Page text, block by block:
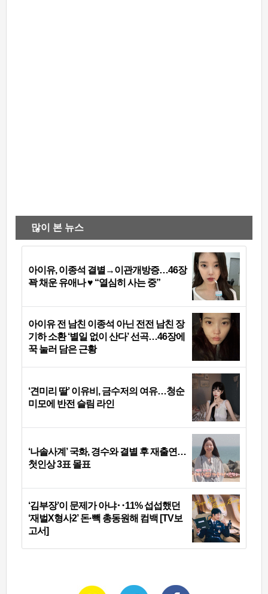
많이 본 뉴스
아이유, 이종석 결별→이관개방증…46장
꽉 채운 유애나 ♥ “열심히 사는 중”
아이유 전 남친 이종석 아닌 전전 남친 장
기하 소환 ‘별일 없이 산다’ 선곡…46장에
꾹 눌러 담은 근황
‘견미리 딸’ 이유비, 금수저의 여유…청순
미모에 반전 슬림 라인
‘나솔사계’ 국화, 경수와 결별 후 재출연…
첫인상 3표 몰표
‘김부장’이 문제가 아냐‥11% 섭섭했던
‘재벌X형사2’ 돈·빽 총동원해 컴백 [TV보
고서]